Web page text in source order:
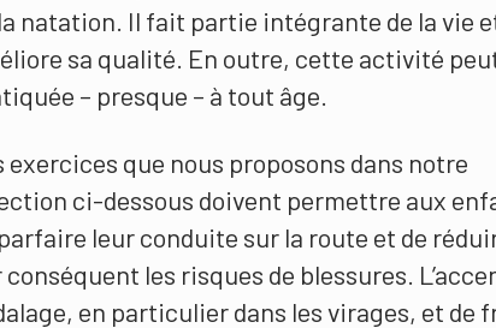
natation. Il fait partie intégrante de la vie
sa qualité. En outre, cette activité
– presque – à tout âge.
exercices que nous proposons dans notre
ci-dessous doivent permettre aux
leur conduite sur la route et de
conséquent les risques de blessures.
en particulier dans les virages, et de